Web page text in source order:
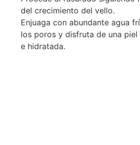
del crecimiento del vello.
Enjuaga con abundante agua
los poros y disfruta de una piel
e hidratada.